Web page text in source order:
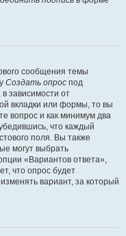
сообщения темы
Создать опрос под
зависимости от
вкладки или формы, то вы
вопрос и как минимум два
что каждый
поля. Вы также
могут выбрать
«Вариантов ответа»,
что опрос будет
вариант, за который